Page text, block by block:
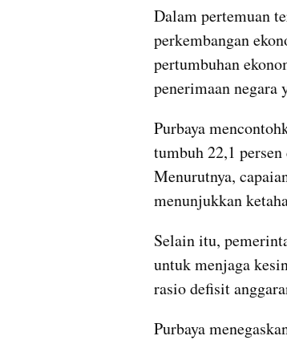
Dalam pertemuan
perkembangan
pertumbuhan
penerimaan negara
Purbaya
tumbuh 22,1
Menurutnya,
menunjukkan
Selain itu,
untuk menjaga
rasio defisit
Purbaya